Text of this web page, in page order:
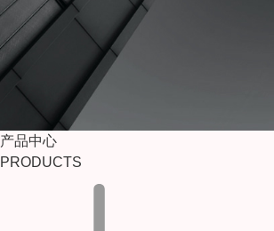
产品中心
PRODUCTS